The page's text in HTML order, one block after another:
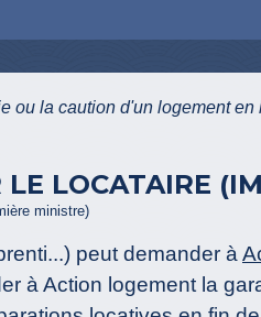
ou la caution d'un logement en
LOCATAIRE
ministre)
peut demander à
à Action logement la